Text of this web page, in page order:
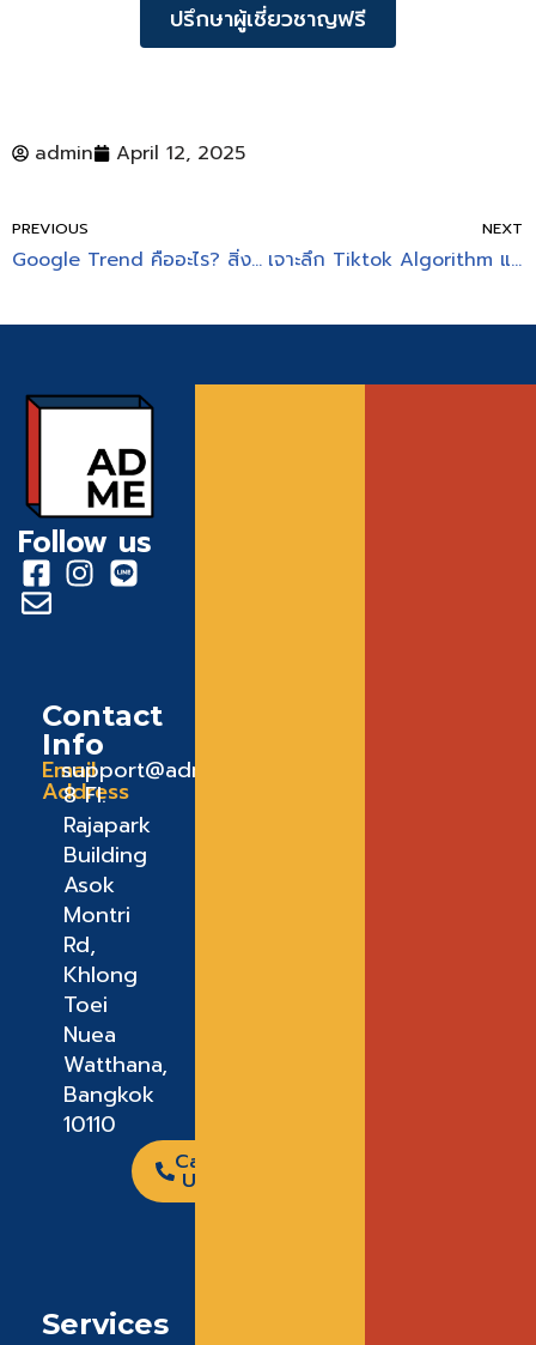
ปรึกษาผู้เชี่ยวชาญฟรี
admin April 12, 2025
PREVIOUS
Google Trend คืออะไร? สิ่งที่ควรรู้ก่อนเริ่มทำการตลาด
NEXT
เจาะลึก Tiktok Algorithm แพลตฟอร์มฮิตที่ใคร ๆ ก็รู้จัก
Follow us
Contact
Info
Email
support@admeadme.co
Address
8 FI.
Rajapark
Building
Asok
Montri
Rd,
Khlong
Toei
Nuea
Watthana,
Bangkok
10110
Call
Us
Services